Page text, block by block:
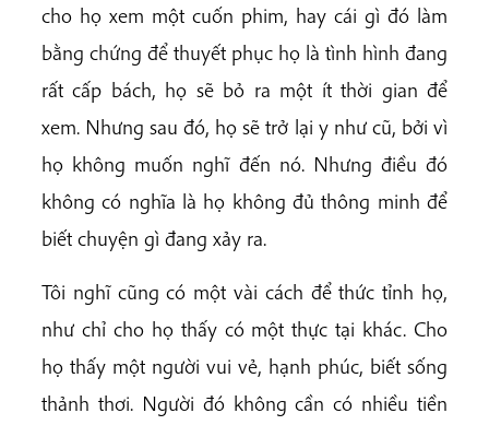
cho họ xem một cuốn phim, hay cái gì đó làm
bằng chứng để thuyết phục họ là tình hình đang
rất cấp bách, họ sẽ bỏ ra một ít thời gian để
xem. Nhưng sau đó, họ sẽ trở lại y như cũ, bởi vì
họ không muốn nghĩ đến nó. Nhưng điều đó
không có nghĩa là họ không đủ thông minh để
biết chuyện gì đang xảy ra.
Tôi nghĩ cũng có một vài cách để thức tỉnh họ,
như chỉ cho họ thấy có một thực tại khác. Cho
họ thấy một người vui vẻ, hạnh phúc, biết sống
thảnh thơi. Người đó không cần có nhiều tiền